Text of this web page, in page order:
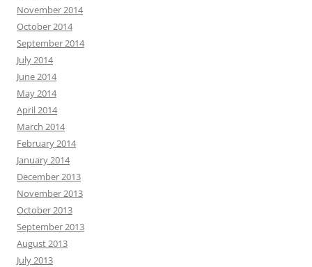
November 2014
October 2014
September 2014
July 2014
June 2014
May 2014
April 2014
March 2014
February 2014
January 2014
December 2013
November 2013
October 2013
September 2013
August 2013
July 2013